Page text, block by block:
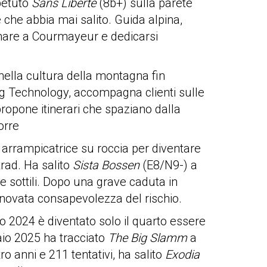
Sans Liberté(8b+) sulla parete
abbia mai salito. Guida alpina,
a Courmayeur e dedicarsi
cultura della montagna fin
Technology, accompagna clienti sulle
itinerari che spaziano dalla
su roccia per diventare
Ha salito Sista Bossen(E8/N9-) a
sottili. Dopo una grave caduta in
consapevolezza del rischio.
2024 è diventato solo il quarto essere
2025 ha tracciato The Big Slamma
anni e 211 tentativi, ha salito Exodia